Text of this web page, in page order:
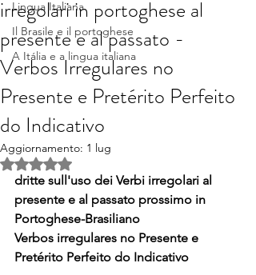
Lingua Italiana
Il Brasile e il portoghese
A Itália e a lingua italiana
irregolari in portoghese al
presente e al passato -
Verbos Irregulares no
Presente e Pretérito Perfeito
do Indicativo
Aggiornamento: 1 lug
Valutazione NaN stelle su 5.
dritte sull'uso dei Verbi irregolari al
presente e al passato prossimo in
Portoghese-Brasiliano
Verbos irregulares no Presente e
Pretérito Perfeito do Indicativo